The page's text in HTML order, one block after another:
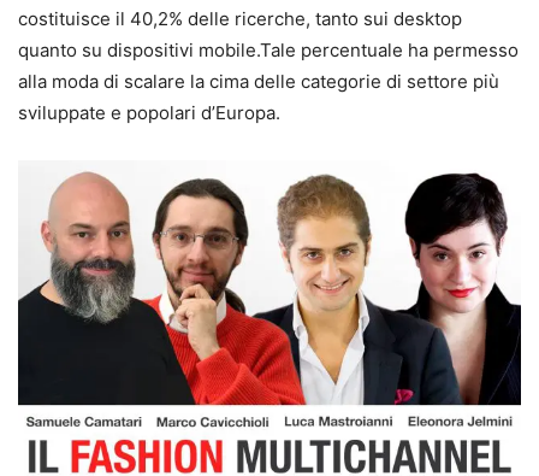
costituisce il 40,2% delle ricerche, tanto sui desktop
quanto su dispositivi mobile.Tale percentuale ha permesso
alla moda di scalare la cima delle categorie di settore più
sviluppate e popolari d’Europa.